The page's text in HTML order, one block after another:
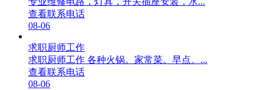
查看联系电话
08-06
求职厨师工作
求职厨师工作 各种火锅。家常菜。早点。...
查看联系电话
08-06